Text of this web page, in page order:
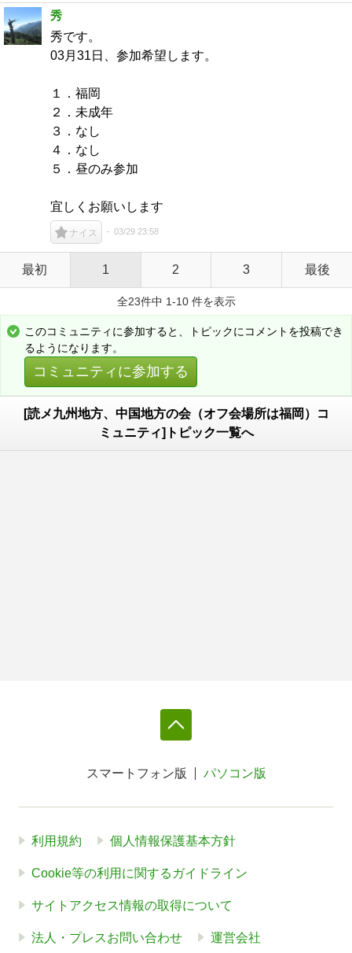
秀
秀です。
03月31日、参加希望します。
１．福岡
２．未成年
３．なし
４．なし
５．昼のみ参加
宜しくお願いします
ナイス 03/29 23:58
最初 1 2 3 最後
全23件中 1-10 件を表示
このコミュニティに参加すると、トピックにコメントを投稿でき
るようになります。
コミュニティに参加する
[読メ九州地方、中国地方の会（オフ会場所は福岡）コ
ミュニティ]トピック一覧へ
スマートフォン版 パソコン版
利用規約 個人情報保護基本方針
Cookie等の利用に関するガイドライン
サイトアクセス情報の取得について
法人・プレスお問い合わせ 運営会社